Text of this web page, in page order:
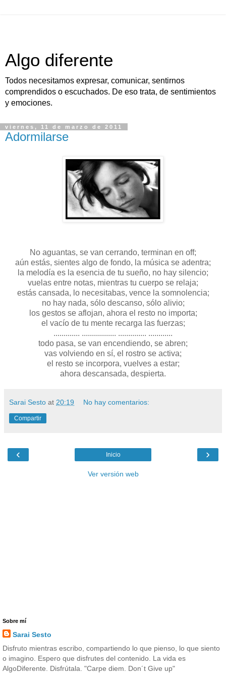
Algo diferente
Todos necesitamos expresar, comunicar, sentirnos
comprendidos o escuchados. De eso trata, de sentimientos
y emociones.
viernes, 11 de marzo de 2011
Adormilarse
No aguantas, se van cerrando, terminan en off;
aún estás, sientes algo de fondo, la música se adentra;
la melodía es la esencia de tu sueño, no hay silencio;
vuelas entre notas, mientras tu cuerpo se relaja;
estás cansada, lo necesitabas, vence la somnolencia;
no hay nada, sólo descanso, sólo alivio;
los gestos se aflojan, ahora el resto no importa;
el vacío de tu mente recarga las fuerzas;
............. ................. .............. ............
todo pasa, se van encendiendo, se abren;
vas volviendo en sí, el rostro se activa;
el resto se incorpora, vuelves a estar;
ahora descansada, despierta.
Sarai Sesto at 20:19 No hay comentarios:
Compartir
‹ ›
Inicio
Ver versión web
Sobre mí
Sarai Sesto
Disfruto mientras escribo, compartiendo lo que pienso, lo que siento
o imagino. Espero que disfrutes del contenido. La vida es
AlgoDiferente. Disfrútala. "Carpe diem. Don´t Give up"